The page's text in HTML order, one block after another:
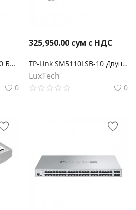
Archer NX500 5G AX3000 Беспроводной двухдиапазонный гигабитный маршрутизатор
0
325,950.00 сум с НДС
TP-Link SM5110LSB-10 Двунаправленный модуль Omada 10GBase-BX WDM SFP+ LC
LuxTech
0